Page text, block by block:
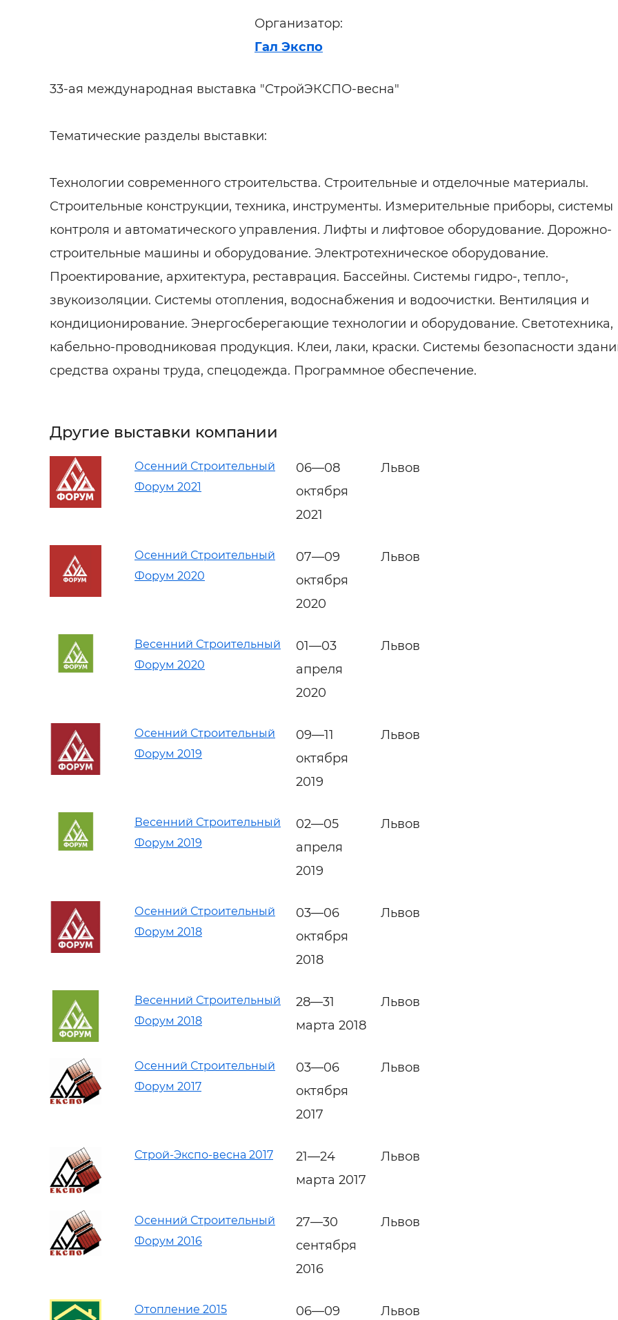
Организатор:
Гал Экспо
33-ая международная выставка "СтройЭКСПО-весна"
Тематические разделы выставки:
Технологии современного строительства. Строительные и отделочные материалы.
Строительные конструкции, техника, инструменты. Измерительные приборы, системы
контроля и автоматического управления. Лифты и лифтовое оборудование. Дорожно-
строительные машины и оборудование. Электротехническое оборудование.
Проектирование, архитектура, реставрация. Бассейны. Системы гидро-, тепло-,
звукоизоляции. Системы отопления, водоснабжения и водоочистки. Вентиляция и
кондиционирование. Энергосберегающие технологии и оборудование. Светотехника,
кабельно-проводниковая продукция. Клеи, лаки, краски. Системы безопасности
средства охраны труда, спецодежда. Программное обеспечение.
Другие выставки компании
Осенний Строительный
Форум 2021
06—08
октября
2021
Львов
Осенний Строительный
Форум 2020
07—09
октября
2020
Львов
Весенний Строительный
Форум 2020
01—03
апреля
2020
Львов
Осенний Строительный
Форум 2019
09—11
октября
2019
Львов
Весенний Строительный
Форум 2019
02—05
апреля
2019
Львов
Осенний Строительный
Форум 2018
03—06
октября
2018
Львов
Весенний Строительный
Форум 2018
28—31
марта 2018
Львов
Осенний Строительный
Форум 2017
03—06
октября
2017
Львов
Строй-Экспо-весна 2017
21—24
марта 2017
Львов
Осенний Строительный
Форум 2016
27—30
сентября
2016
Львов
Отопление 2015
06—09
Львов